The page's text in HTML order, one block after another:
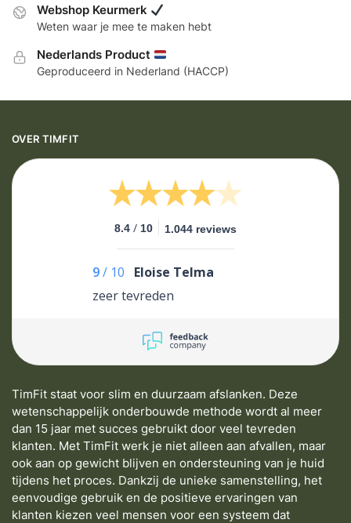
Webshop Keurmerk
Weten waar je mee te maken hebt
Nederlands Product
Geproduceerd in Nederland (HACCP)
OVER TIMFIT
8.4 / 10 1.044 reviews
9/ 10
Eloise Telma
zeer tevreden
TimFit staat voor slim en duurzaam afslanken. Deze
wetenschappelijk onderbouwde methode wordt al meer
dan 15 jaar met succes gebruikt door veel tevreden
klanten. Met TimFit werk je niet alleen aan afvallen, maar
ook aan op gewicht blijven en ondersteuning van je huid
tijdens het proces. Dankzij de unieke samenstelling, het
eenvoudige gebruik en de positieve ervaringen van
klanten kiezen veel mensen voor een systeem dat